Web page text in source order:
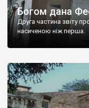
Богом дана
Друга частина звіту
насиченою ніж перша.